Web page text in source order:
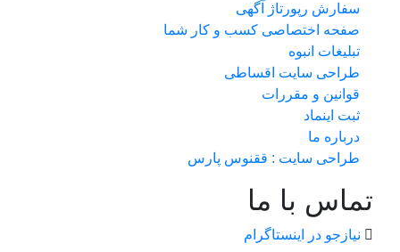
سفارش رپورتاژ آگهی
صفحه اختصاصی کسب و کار شما
تبلیغات انبوه
طراحی سایت اقساطی
قوانین و مقررات
ثبت اینماد
درباره ما
طراحی سایت : ققنوس پارس
تماس با ما
نیازجو در اینستاگرام